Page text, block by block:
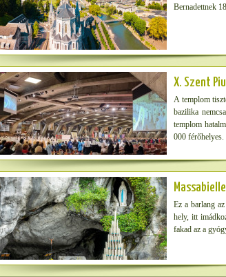
Bernadettnek
X. Szent
A templom
bazilika
templom
000 férőhelyes.
Ez a barlang
hely, itt
fakad az a